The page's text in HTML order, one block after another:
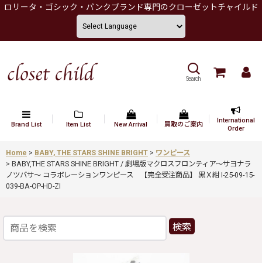
ロリータ・ゴシック・パンクブランド専門のクローゼットチャイルド
Search
Brand List Item List New Arrival 買取のご案内
International
Order
Home > BABY, THE STARS SHINE BRIGHT > ワンピース
> BABY,THE STARS SHINE BRIGHT / 劇場版マクロスフロンティア〜サヨナラ
ノツバサ〜 コラボレーションワンピース 【完全受注商品】 黒Ｘ紺 I-25-09-15-
039-BA-OP-HD-ZI
検索